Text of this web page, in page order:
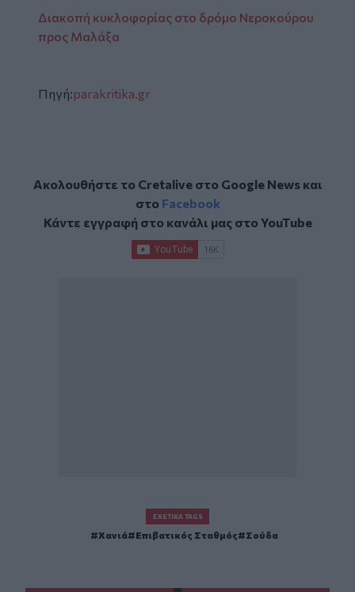
Διακοπή κυκλοφορίας στο δρόμο Νεροκούρου
προς Μαλάξα
Πηγή:parakritika.gr
Ακολουθήστε το Cretalive στο Google Newsκαι
στο Facebook
Κάντε εγγραφή στο κανάλι μας στοYouTube
ΣΧΕΤΙΚΆ TAGS
Χανιά Επιβατικός Σταθμός Σούδα